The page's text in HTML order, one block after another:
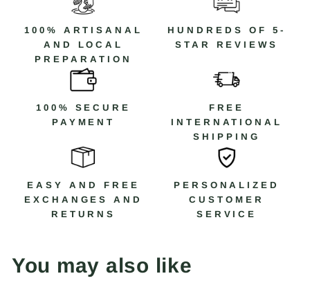
100% ARTISANAL
AND LOCAL
PREPARATION
HUNDREDS OF 5-
STAR REVIEWS
100% SECURE
PAYMENT
FREE
INTERNATIONAL
SHIPPING
EASY AND FREE
EXCHANGES AND
RETURNS
PERSONALIZED
CUSTOMER
SERVICE
You may also like